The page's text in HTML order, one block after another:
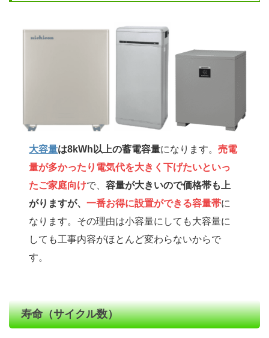
大容量は8kWh以上の蓄電容量になります。売電
量が多かったり電気代を大きく下げたいといっ
たご家庭向けで、容量が大きいので価格帯も上
がりますが、一番お得に設置ができる容量帯に
なります。その理由は小容量にしても大容量に
しても工事内容がほとんど変わらないからで
す。
寿命（サイクル数）